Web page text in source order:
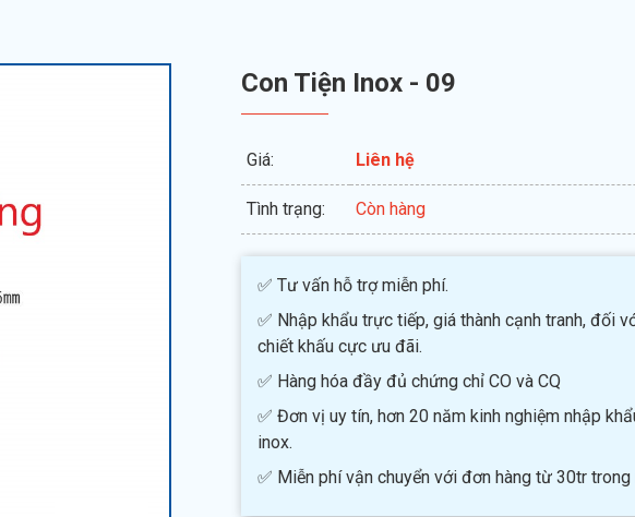
Con Tiện Inox - 09
Giá: Liên hệ
Tình trạng: Còn hàng
✅ Tư vấn hỗ trợ miễn phí.
✅ Nhập khẩu trực tiếp, giá thành cạnh tranh, đối
chiết khấu cực ưu đãi.
✅ Hàng hóa đầy đủ chứng chỉ CO và CQ
✅ Đơn vị uy tín, hơn 20 năm kinh nghiệm nhập
inox.
✅ Miễn phí vận chuyển với đơn hàng từ 30tr trong